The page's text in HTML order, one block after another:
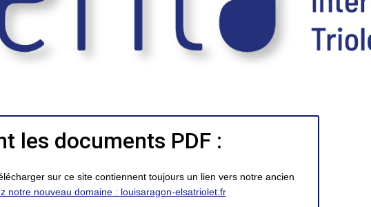
les documents PDF :
sur ce site contiennent toujours un lien vers notre ancien
notre nouveau domaine : louisaragon-elsatriolet.fr